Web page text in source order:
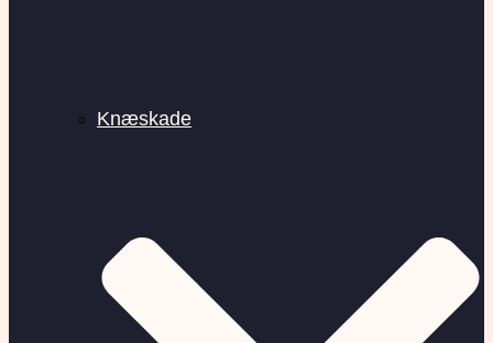
Knæskade